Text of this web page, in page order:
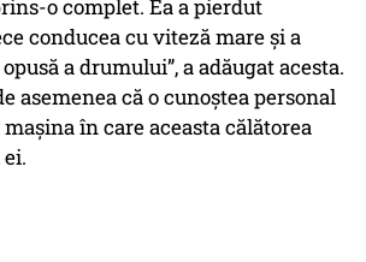
o complet. Ea a pierdut
conducea cu viteză mare și a
a drumului”, a adăugat acesta.
asemenea că o cunoștea personal
în care aceasta călătorea